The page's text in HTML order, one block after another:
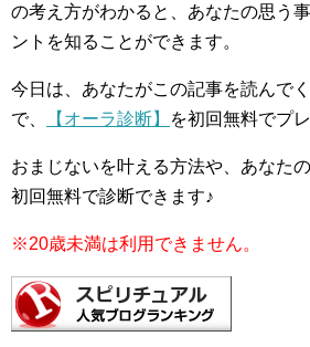
の考え方がわかると、あなたの思う
ントを知ることができます。
今日は、あなたがこの記事を読んで
で、
【オーラ診断】 を初回無料でプ
おまじないを叶える方法や、あなた
初回無料で診断できます♪
※20歳未満は利用できません。